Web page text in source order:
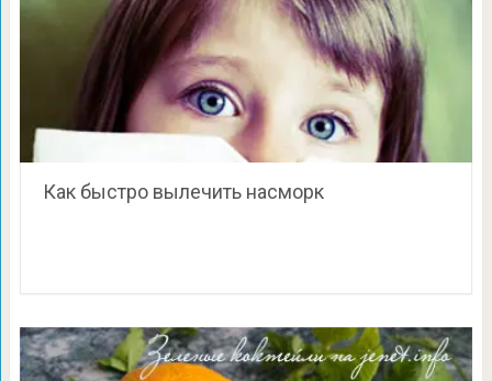
Как быстро вылечить насморк